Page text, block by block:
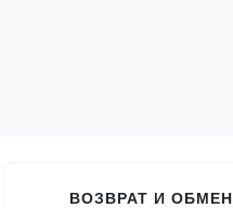
ВОЗВРАТ И ОБМЕН